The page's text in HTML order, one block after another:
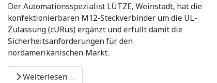
Der Automationsspezialist LÜTZE, Weinstadt, hat die
konfektionierbaren M12-Steckverbinder um die UL-
Zulassung (cURus) ergänzt und erfüllt damit die
Sicherheitsanforderungen für den
nordamerikanischen Markt.
Weiterlesen …